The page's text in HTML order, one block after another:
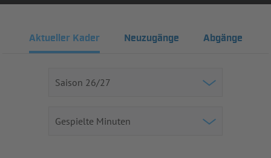
Aktueller Kader Neuzugänge Abgänge